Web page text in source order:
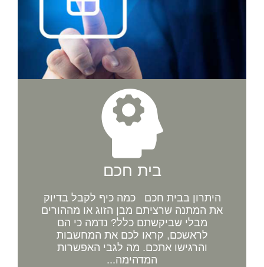
בית חכם
היתרון בבית חכם כמה כיף לקבל בדיוק
את המתנה שרציתם מבן הזוג או מההורים
מבלי שביקשתם כלל? נדמה כי הם
לראשכם, קראו לכם את המחשבות
והרגישו אתכם. מה לגבי האפשרות
המדהימה...